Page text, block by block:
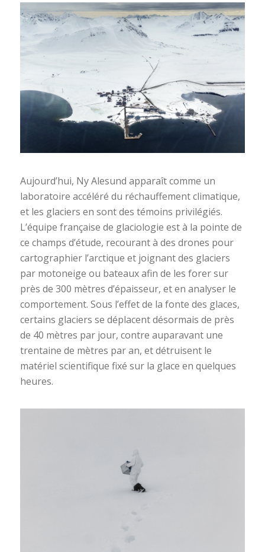
Aujourd’hui, Ny Alesund apparaît comme un
laboratoire accéléré du réchauffement climatique,
et les glaciers en sont des témoins privilégiés.
L’équipe française de glaciologie est à la pointe de
ce champs d’étude, recourant à des drones pour
cartographier l’arctique et joignant des glaciers
par motoneige ou bateaux afin de les forer sur
près de 300 mètres d’épaisseur, et en analyser le
comportement. Sous l’effet de la fonte des glaces,
certains glaciers se déplacent désormais de près
de 40 mètres par jour, contre auparavant une
trentaine de mètres par an, et détruisent le
matériel scientifique fixé sur la glace en quelques
heures.